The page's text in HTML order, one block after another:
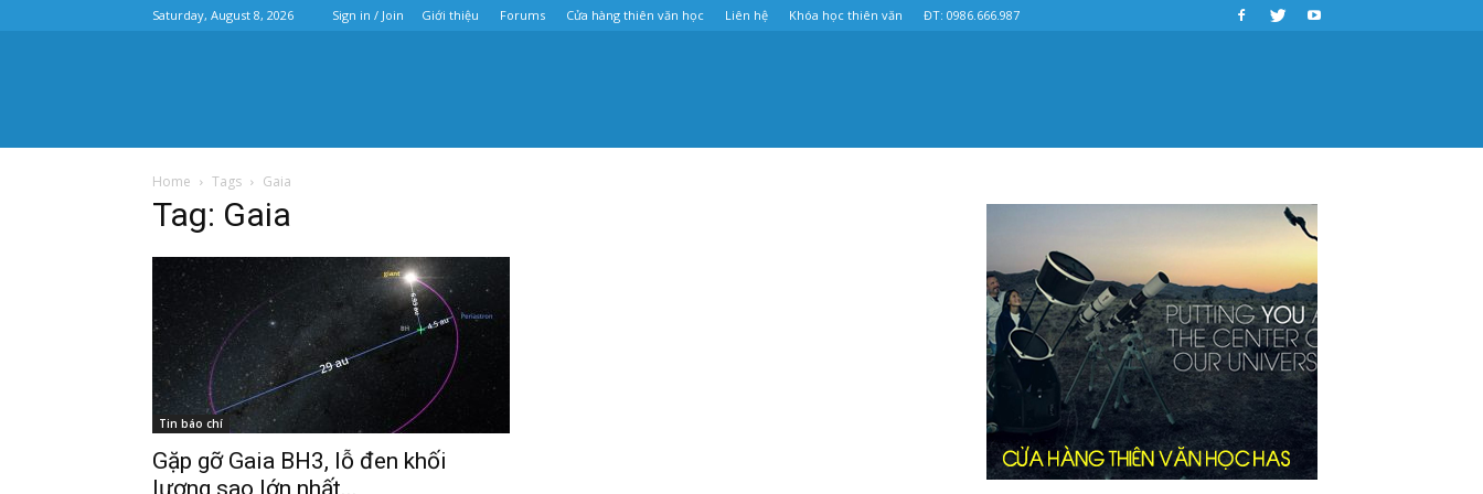
Saturday, August 8, 2026 Sign in / Join Giới thiệu Forums Cửa hàng thiên văn học Liên hệ Khóa học thiên văn ĐT: 0986.666.987
Home Tags Gaia
Tag: Gaia
Tin báo chí
Gặp gỡ Gaia BH3, lỗ đen khối
lượng sao lớn nhất...